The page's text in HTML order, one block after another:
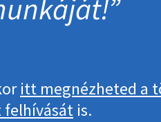
itt megnézheted a
felhívását is.